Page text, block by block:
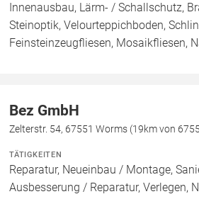
Innenausbau, Lärm- / Schallschutz,
Steinoptik, Velourteppichboden,
Feinsteinzeugfliesen, Mosaikfliesen,
Bez GmbH
Zelterstr. 54, 67551 Worms (19km von
TÄTIGKEITEN
Reparatur, Neueinbau / Montage,
Ausbesserung / Reparatur, Verlegen,